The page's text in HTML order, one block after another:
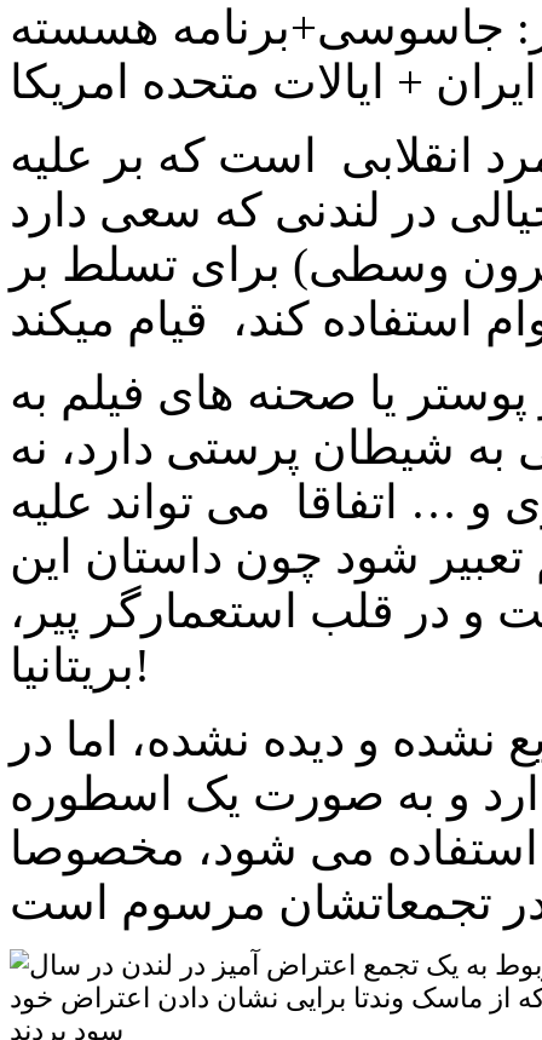
جاسوسی+برنامه هسسته
+ ایالات متحده امریکا
انقلابی است که بر علیه
در لندنی که سعی دارد
وسطی) برای تسلط بر
یا صحنه های فیلم به
به شیطان پرستی دارد، نه
و … اتفاقا می تواند علیه
شود چون داستان این
و در قلب استعمارگر پیر،
بریتانیا!
نشده و دیده نشده، اما در
و به صورت یک اسطوره
استفاده می شود، مخصوصا